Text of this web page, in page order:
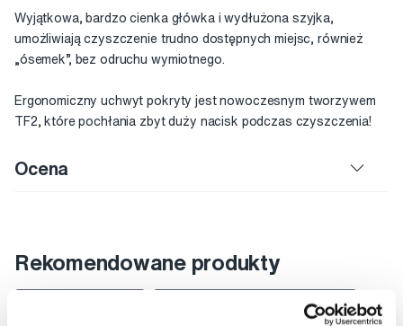
Wyjątkowa, bardzo cienka główka i wydłużona szyjka,
umożliwiają czyszczenie trudno dostępnych miejsc, również
„ósemek”, bez odruchu wymiotnego.
Ergonomiczny uchwyt pokryty jest nowoczesnym tworzywem
TF2, które pochłania zbyt duży nacisk podczas czyszczenia!
Ocena
Rekomendowane produkty
Szczoteczki do zębów dla dorosłych